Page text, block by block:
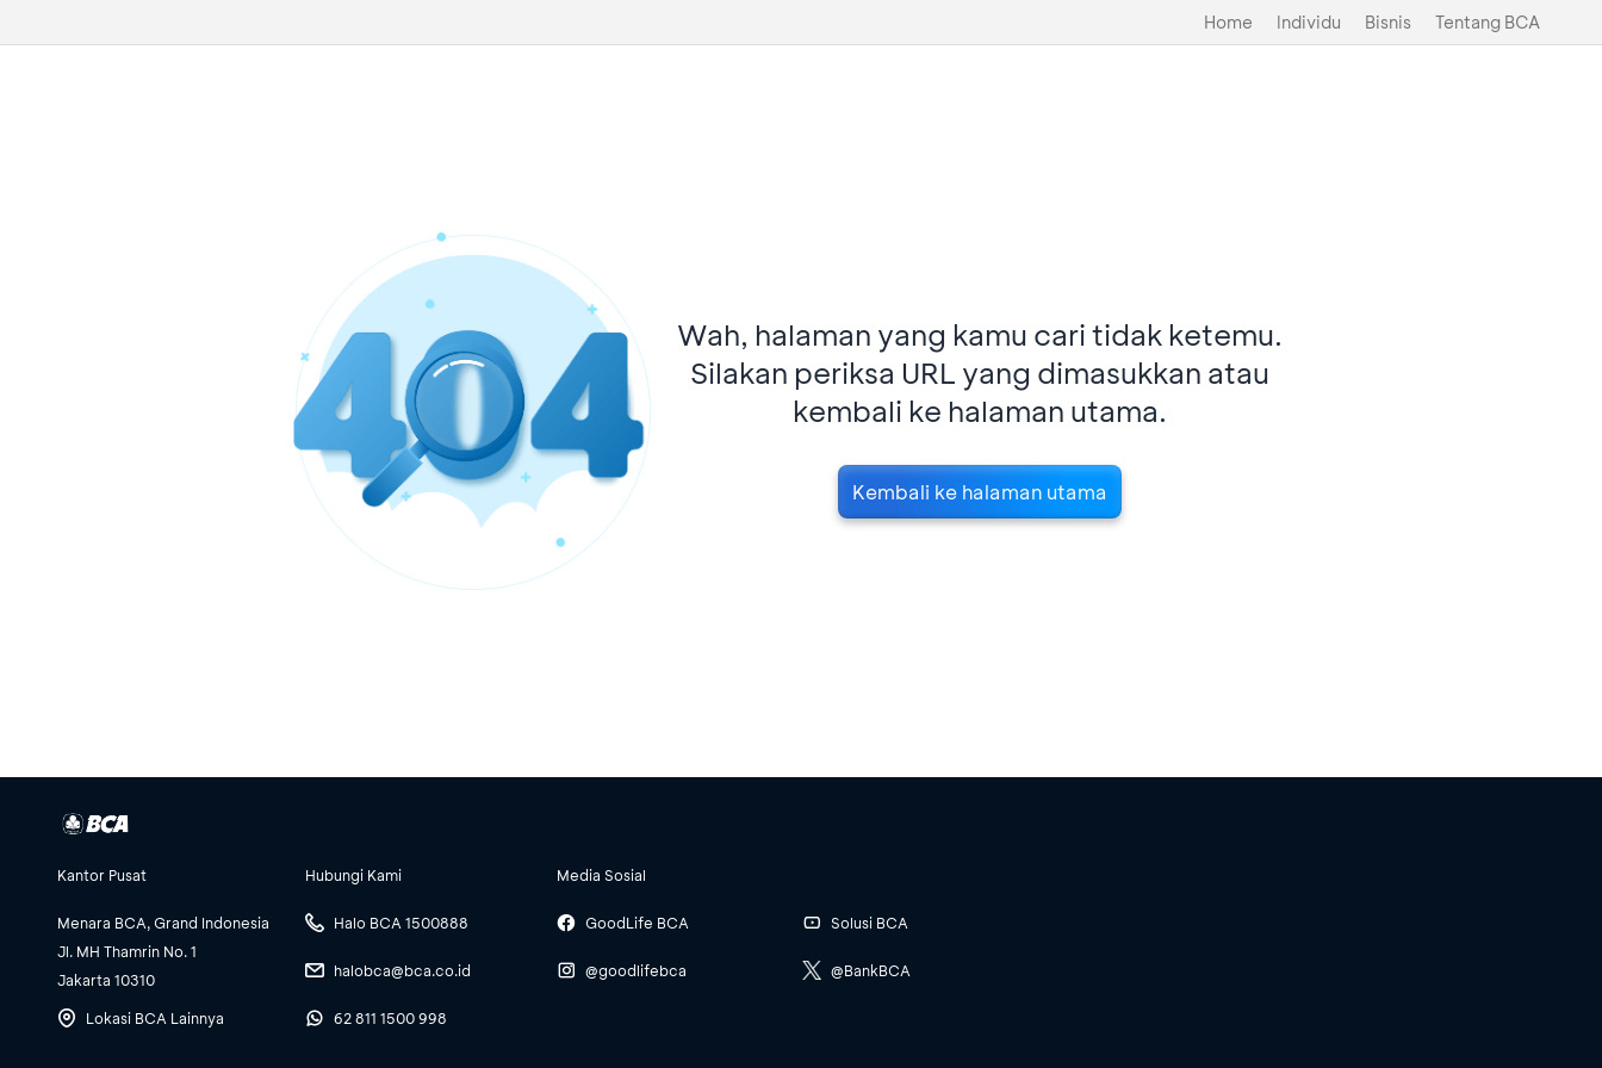
Home Individu Bisnis Tentang BCA
Wah, halaman yang kamu cari tidak ketemu.
Silakan periksa URL yang dimasukkan atau
kembali ke halaman utama.
Kembali ke halaman utama
Kantor Pusat
Menara BCA, Grand Indonesia
Jl. MH Thamrin No. 1
Jakarta 10310
Lokasi BCA Lainnya
Hubungi Kami
Halo BCA 1500888
halobca@bca.co.id
62 811 1500 998
Media Sosial
GoodLife BCA
@goodlifebca
Solusi BCA
@BankBCA